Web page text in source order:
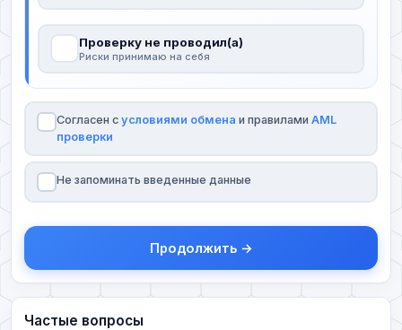
Проверку не проводил(а)
Риски принимаю на себя
Согласен с условиями обмена и правилами AML
проверки
Не запоминать введенные данные
Продолжить →
Частые вопросы